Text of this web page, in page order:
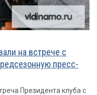
на встрече с
пресс-
Президента клуба с